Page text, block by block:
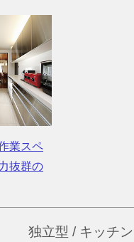
業スペ
抜群の
独立型 / キッチ